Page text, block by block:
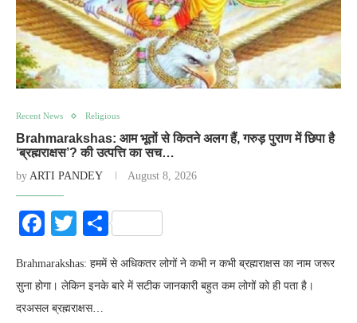
Recent News Religious
Brahmarakshas: आम भूतों से कितने अलग हैं, गरुड़ पुराण में छिपा है
‘ब्रह्मराक्षस’? की उत्पत्ति का सच…
by ARTI PANDEY August 8, 2026
Facebook
Twitter
Share
Brahmarakshas: हममें से अधिकतर लोगों ने कभी न कभी ब्रह्मराक्षस का नाम जरूर
सुना होगा। लेकिन इनके बारे में सटीक जानकारी बहुत कम लोगों को ही पता है।
दरअसल ब्रह्मराक्षस…